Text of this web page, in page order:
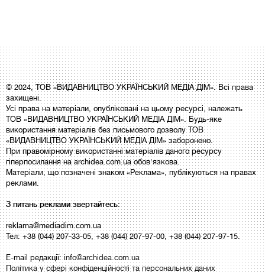
© 2024, ТОВ «ВИДАВНИЦТВО УКРАЇНСЬКИЙ МЕДІА ДІМ». Всі права
захищені.
Усі права на матеріали, опубліковані на цьому ресурсі, належать
ТОВ «ВИДАВНИЦТВО УКРАЇНСЬКИЙ МЕДІА ДІМ». Будь-яке
використання матеріалів без письмового дозволу ТОВ
«ВИДАВНИЦТВО УКРАЇНСЬКИЙ МЕДІА ДІМ» заборонено.
При правомірному використанні матеріалів даного ресурсу
гіперпосилання на archidea.com.ua обов'язкова.
Матеріали, що позначені знаком «Реклама», публікуються на правах
реклами.
З питань реклами звертайтесь:
reklama@mediadim.com.ua
Тел: +38 (044) 207-33-05, +38 (044) 207-97-00, +38 (044) 207-97-15.
E-mail редакції:info@archidea.com.ua
Політика у сфері конфіденційності та персональних даних